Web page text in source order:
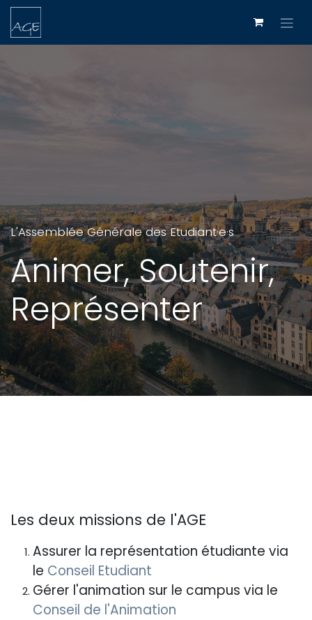
Se rendre au contenu
L'Assemblée Générale des Etudiant·e·s
Animer, Soutenir,
Représenter
Les deux missions de l'AGE
Assurer la représentation étudiante via
le Conseil Etudiant
Gérer l'animation sur le campus via le
Conseil de l'Animation